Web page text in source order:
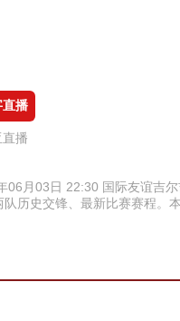
直播
直播
06月03日 22:30 国际友谊吉
历史交锋、最新比赛赛程。